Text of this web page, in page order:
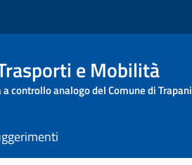
e Mobilità
controllo analogo del Comune di Trapani